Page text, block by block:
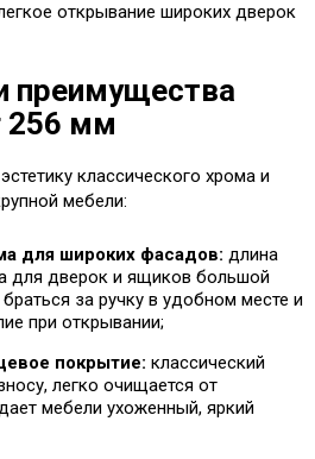
открывание широких дверок
преимущества
256 мм
классического хрома и
мебели:
для широких фасадов: длина
для дверок и ящиков большой
за ручку в удобном месте и
при открывании;
покрытие: классический
легко очищается от
мебели ухоженный, яркий